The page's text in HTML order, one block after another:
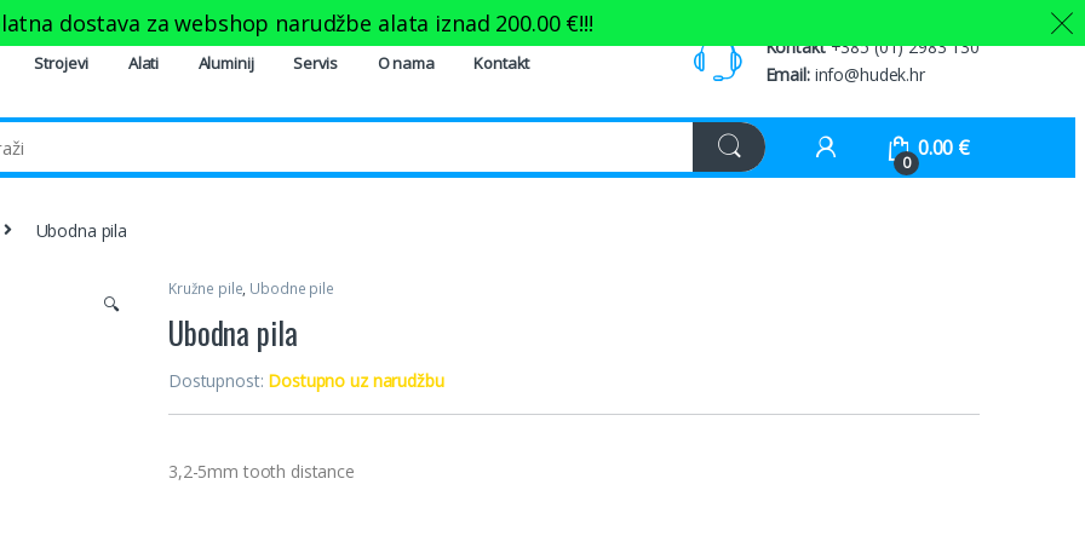
Strojevi Alati Aluminij Servis O nama Kontakt
Kontakt+385 (01) 2983 130
Email:info@hudek.hr
0
0.00 €
Ubodna pila
🔍
Kružne pile, Ubodne pile
Ubodna pila
Dostupnost: Dostupno uz narudžbu
3,2-5mm tooth distance
dostava za webshop narudžbe alata iznad 200.00 €!!!